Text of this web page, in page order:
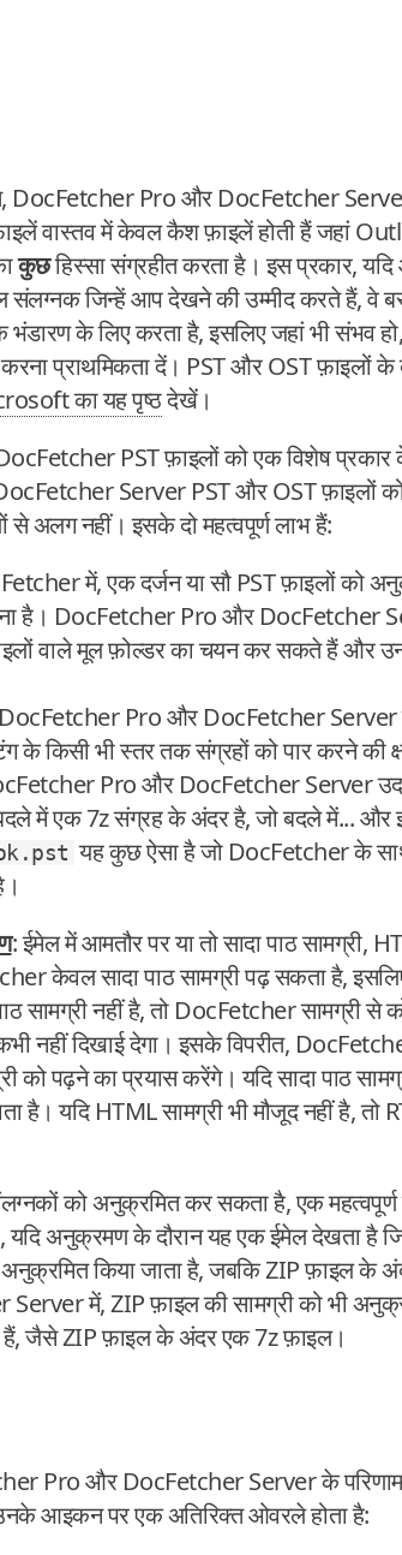
DocFetcher Pro और DocFetcher
वास्तव में केवल कैश फ़ाइलें होती हैं जहां
कुछहिस्सा संग्रहीत करता है। इस प्रकार,
जिन्हें आप देखने की उम्मीद करते हैं, वे
के लिए करता है, इसलिए जहां भी संभव
प्राथमिकता दें। PST और OST फ़ाइलों के
का यह पृष्ठदेखें।
PST फ़ाइलों को एक विशेष
Server PST और OST फ़ाइलों
से अलग नहीं। इसके दो महत्वपूर्ण लाभ हैं:
में, एक दर्जन या सौ PST फ़ाइलों को
है। DocFetcher Pro और DocFetcher
वाले मूल फ़ोल्डर का चयन कर सकते हैं और उन
Pro और DocFetcher Server
के किसी भी स्तर तक संग्रहों को पार करने की
Pro और DocFetcher Server
में एक 7z संग्रह के अंदर है, जो बदले में... और
यह कुछ ऐसा है जो DocFetcher के
: ईमेल में आमतौर पर या तो सादा पाठ सामग्री,
केवल सादा पाठ सामग्री पढ़ सकता है,
सामग्री नहीं है, तो DocFetcher सामग्री से
नहीं दिखाई देगा। इसके विपरीत,
पढ़ने का प्रयास करेंगे। यदि सादा पाठ
यदि HTML सामग्री भी मौजूद नहीं है, तो
को अनुक्रमित कर सकता है, एक महत्वपूर्ण
यदि अनुक्रमण के दौरान यह एक ईमेल देखता है
किया जाता है, जबकि ZIP फ़ाइल के
में, ZIP फ़ाइल की सामग्री को भी
हैं, जैसे ZIP फ़ाइल के अंदर एक 7z फ़ाइल।
Pro और DocFetcher Server के
आइकन पर एक अतिरिक्त ओवरले होता है: